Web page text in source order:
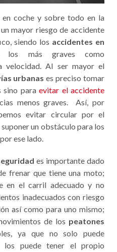
coche y sobre todo en la
mayor riesgo de accidente
siendo los accidentes en
los más graves como
velocidad. Al ser mayor el
urbanas es preciso tomar
sino paraevitar el accidente
menos graves. Así, por
evitar circular por el
un obstáculo para los
ese lado.
es importante dado
frenar que tiene una moto;
en el carril adecuado y no
inadecuados con riesgo
así como para uno mismo;
de los peatones
ya que no solo puede
los puede tener el propio